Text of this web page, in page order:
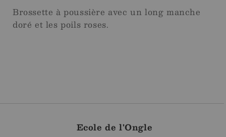
Brossette à poussière avec un long manche
doré et les poils roses.
Ecole de l'Ongle